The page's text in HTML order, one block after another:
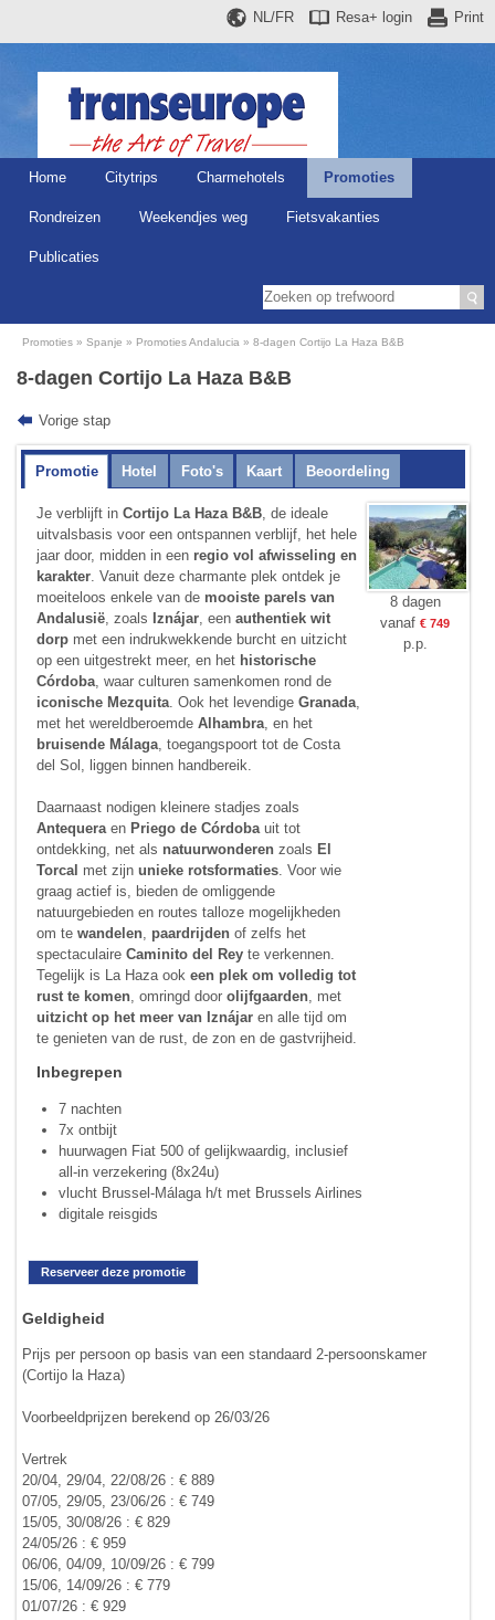
Print
Resa+ login
NL/FR
Home Citytrips Charmehotels Promoties
Rondreizen Weekendjes weg Fietsvakanties
Publicaties
Promoties Spanje Promoties Andalucia 8-dagen Cortijo La Haza B&B
8-dagen Cortijo La Haza B&B
Vorige stap
Promotie Hotel Foto's Kaart Beoordeling
Je verblijft inCortijo La Haza B&B, de ideale
uitvalsbasis voor een ontspannen verblijf, het hele
jaar door, midden in een regio vol afwisseling en
karakter. Vanuit deze charmante plek ontdek je
moeiteloos enkele van de mooiste parels van
Andalusië, zoals Iznájar, eenauthentiek wit
dorp met een indrukwekkende burcht en uitzicht
op een uitgestrekt meer, en het historische
Córdoba, waar culturen samenkomen rond de
iconische Mezquita. Ook het levendigeGranada,
met het wereldberoemdeAlhambra, en het
bruisende Málaga, toegangspoort tot de Costa
del Sol, liggen binnen handbereik.
Daarnaast nodigen kleinere stadjes zoals
Antequeraen Priego de Córdobauit tot
ontdekking, net als natuurwonderenzoals El
Torcal met zijnunieke rotsformaties. Voor wie
graag actief is, bieden de omliggende
natuurgebieden en routes talloze mogelijkheden
om tewandelen, paardrijdenof zelfs het
spectaculaireCaminito del Rey te verkennen.
Tegelijk is La Haza ook een plek om volledig tot
rust te komen, omringd doorolijfgaarden, met
uitzicht op het meer van Iznájar en alle tijd om
te genieten van de rust, de zon en de gastvrijheid.
Inbegrepen
7 nachten
7x ontbijt
huurwagen Fiat 500 of gelijkwaardig, inclusief
all-in verzekering (8x24u)
vlucht Brussel-Málaga h/t met Brussels Airlines
digitale reisgids
8 dagen
vanaf€ 749
p.p.
Reserveer deze promotie
Geldigheid
Prijs per persoon op basis van een standaard 2-persoonskamer
(Cortijo la Haza)
Voorbeeldprijzen berekend op 26/03/26
Vertrek
20/04, 29/04, 22/08/26 : € 889
07/05, 29/05, 23/06/26 : € 749
15/05, 30/08/26 : € 829
24/05/26 : € 959
06/06, 04/09, 10/09/26 : € 799
15/06, 14/09/26 : € 779
01/07/26 : € 929